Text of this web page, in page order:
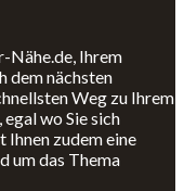
Ihrem
dem nächsten
Weg zu Ihrem
wo Sie sich
zudem eine
um das Thema